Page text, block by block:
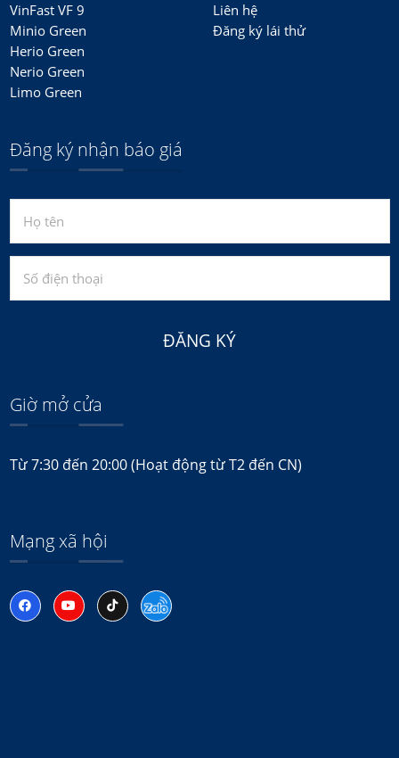
VinFast VF 9
Minio Green
Herio Green
Nerio Green
Limo Green
Liên hệ
Đăng ký lái thử
Đăng ký nhận báo giá
ĐĂNG KÝ
Giờ mở cửa
Từ 7:30 đến 20:00 (Hoạt động từ T2 đến CN)
Mạng xã hội